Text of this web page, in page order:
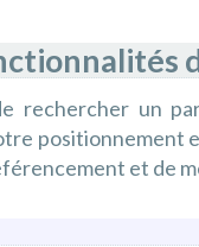
rechercher un
positionnement
et de